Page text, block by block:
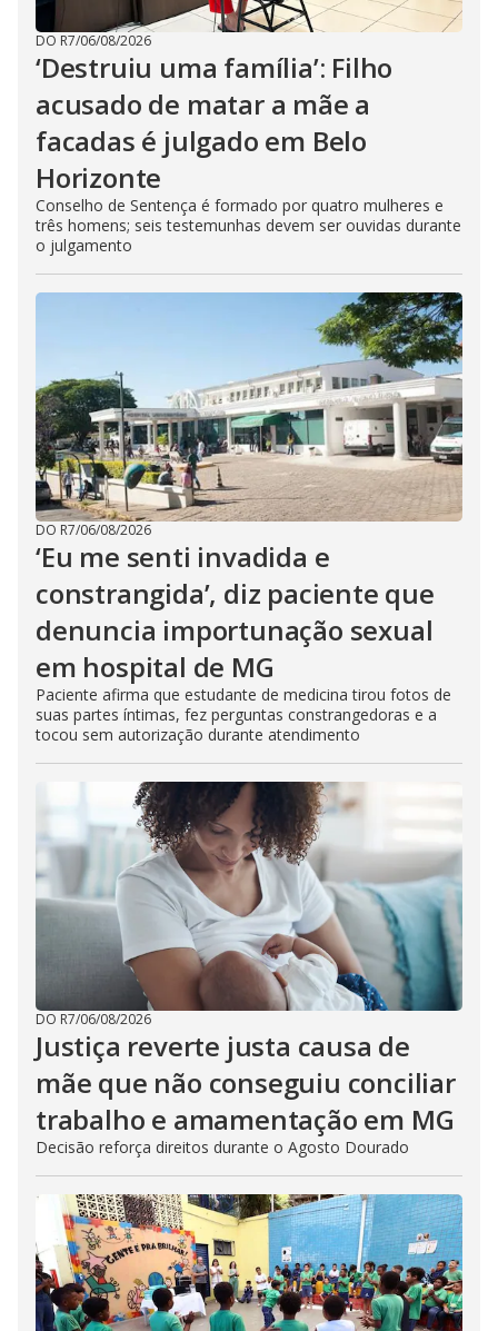
DO R7/06/08/2026
‘Destruiu uma família’: Filho
acusado de matar a mãe a
facadas é julgado em Belo
Horizonte
Conselho de Sentença é formado por quatro mulheres e
três homens; seis testemunhas devem ser ouvidas durante
o julgamento
DO R7/06/08/2026
‘Eu me senti invadida e
constrangida’, diz paciente que
denuncia importunação sexual
em hospital de MG
Paciente afirma que estudante de medicina tirou fotos de
suas partes íntimas, fez perguntas constrangedoras e a
tocou sem autorização durante atendimento
DO R7/06/08/2026
Justiça reverte justa causa de
mãe que não conseguiu conciliar
trabalho e amamentação em MG
Decisão reforça direitos durante o Agosto Dourado